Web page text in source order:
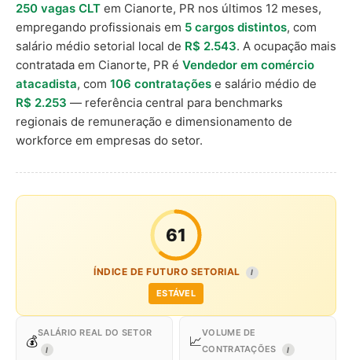
250 vagas CLT em Cianorte, PR nos últimos 12 meses,
empregando profissionais em 5 cargos distintos, com
salário médio setorial local de R$ 2.543. A ocupação mais
contratada em Cianorte, PR é Vendedor em comércio
atacadista, com 106 contratações e salário médio de
R$ 2.253 — referência central para benchmarks
regionais de remuneração e dimensionamento de
workforce em empresas do setor.
61
ÍNDICE DE FUTURO SETORIAL I
ESTÁVEL
💰
SALÁRIO REAL DO SETOR
I
📈
VOLUME DE
CONTRATAÇÕES
I